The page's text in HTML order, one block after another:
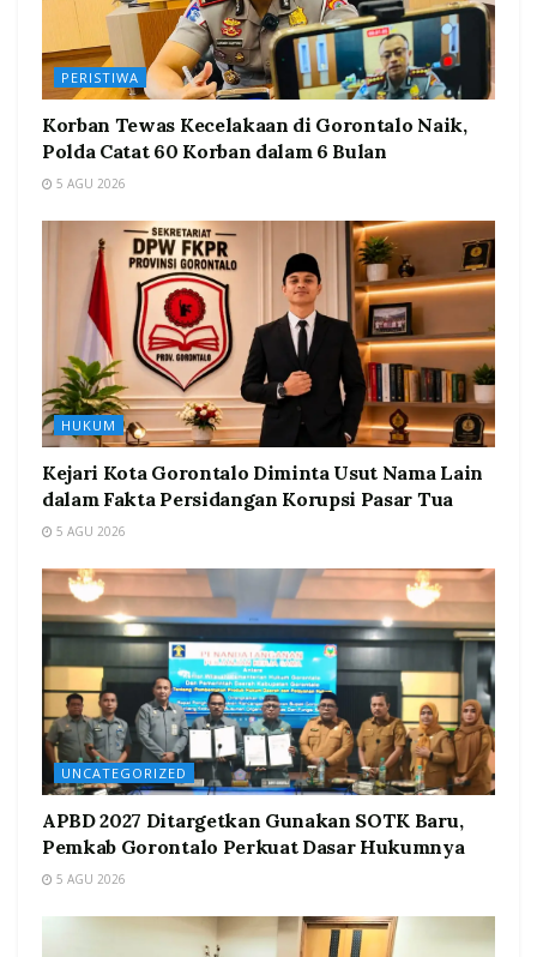
PERISTIWA
Korban Tewas Kecelakaan di Gorontalo Naik,
Polda Catat 60 Korban dalam 6 Bulan
5 AGU 2026
HUKUM
Kejari Kota Gorontalo Diminta Usut Nama Lain
dalam Fakta Persidangan Korupsi Pasar Tua
5 AGU 2026
UNCATEGORIZED
APBD 2027 Ditargetkan Gunakan SOTK Baru,
Pemkab Gorontalo Perkuat Dasar Hukumnya
5 AGU 2026